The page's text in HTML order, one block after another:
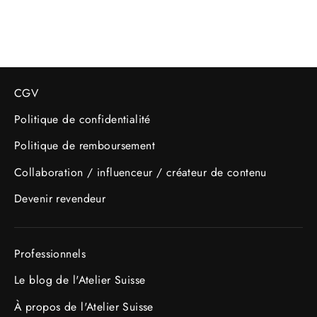
CGV
Politique de confidentialité
Politique de remboursement
Collaboration / influenceur / créateur de contenu
Devenir revendeur
Professionnels
Le blog de l'Atelier Suisse
À propos de l'Atelier Suisse